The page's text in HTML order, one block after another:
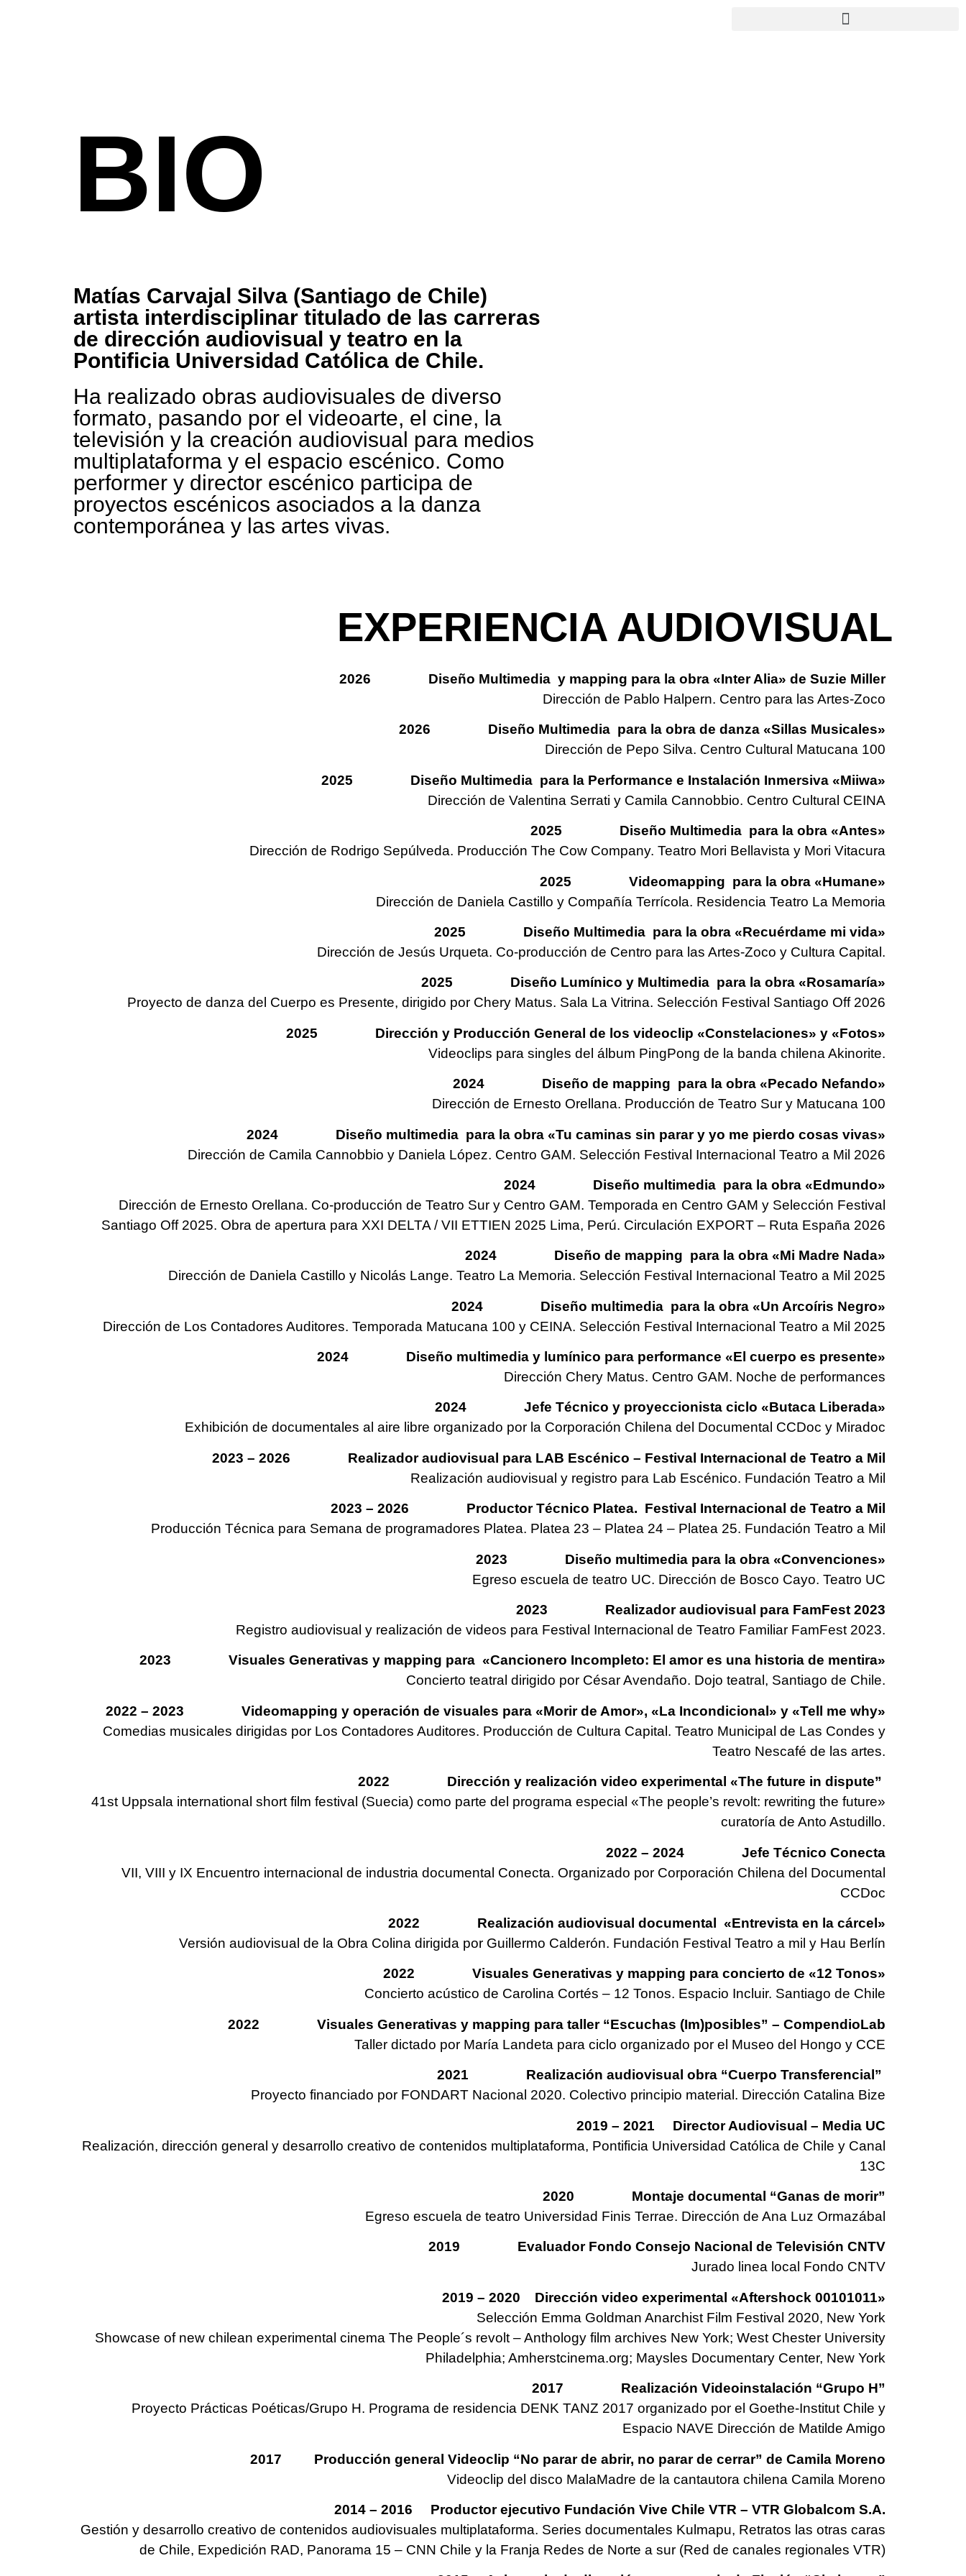
BIO
Matías Carvajal Silva (Santiago de Chile)
artista interdisciplinar titulado de las carreras
de dirección audiovisual y teatro en la
Pontificia Universidad Católica de Chile.
Ha realizado obras audiovisuales de diverso
formato, pasando por el videoarte, el cine, la
televisión y la creación audiovisual para medios
multiplataforma y el espacio escénico. Como
performer y director escénico participa de
proyectos escénicos asociados a la danza
contemporánea y las artes vivas.
EXPERIENCIA AUDIOVISUAL
2026 Diseño Multimedia y mapping para la obra «Inter Alia» de Suzie Miller
Dirección de Pablo Halpern. Centro para las Artes-Zoco
2026 Diseño Multimedia para la obra de danza «Sillas Musicales»
Dirección de Pepo Silva. Centro Cultural Matucana 100
2025 Diseño Multimedia para la Performance e Instalación Inmersiva «Miiwa»
Dirección de Valentina Serrati y Camila Cannobbio. Centro Cultural CEINA
2025 Diseño Multimedia para la obra «Antes»
Dirección de Rodrigo Sepúlveda. Producción The Cow Company. Teatro Mori Bellavista y Mori Vitacura
2025 Videomapping para la obra «Humane»
Dirección de Daniela Castillo y Compañía Terrícola. Residencia Teatro La Memoria
2025 Diseño Multimedia para la obra «Recuérdame mi vida»
Dirección de Jesús Urqueta. Co-producción de Centro para las Artes-Zoco y Cultura Capital.
2025 Diseño Lumínico y Multimedia para la obra «Rosamaría»
Proyecto de danza del Cuerpo es Presente, dirigido por Chery Matus. Sala La Vitrina. Selección Festival Santiago Off 2026
2025 Dirección y Producción General de los videoclip «Constelaciones» y «Fotos»
Videoclips para singles del álbum PingPong de la banda chilena Akinorite.
2024 Diseño de mapping para la obra «Pecado Nefando»
Dirección de Ernesto Orellana. Producción de Teatro Sur y Matucana 100
2024 Diseño multimedia para la obra «Tu caminas sin parar y yo me pierdo cosas vivas»
Dirección de Camila Cannobbio y Daniela López. Centro GAM. Selección Festival Internacional Teatro a Mil 2026
2024 Diseño multimedia para la obra «Edmundo»
Dirección de Ernesto Orellana. Co-producción de Teatro Sur y Centro GAM. Temporada en Centro GAM y Selección Festival
Santiago Off 2025. Obra de apertura para XXI DELTA / VII ETTIEN 2025 Lima, Perú. Circulación EXPORT – Ruta España 2026
2024 Diseño de mapping para la obra «Mi Madre Nada»
Dirección de Daniela Castillo y Nicolás Lange. Teatro La Memoria. Selección Festival Internacional Teatro a Mil 2025
2024 Diseño multimedia para la obra «Un Arcoíris Negro»
Dirección de Los Contadores Auditores. Temporada Matucana 100 y CEINA. Selección Festival Internacional Teatro a Mil 2025
2024 Diseño multimedia y lumínico para performance «El cuerpo es presente»
Dirección Chery Matus. Centro GAM. Noche de performances
2024 Jefe Técnico y proyeccionista ciclo «Butaca Liberada»
Exhibición de documentales al aire libre organizado por la Corporación Chilena del Documental CCDoc y Miradoc
2023 – 2026 Realizador audiovisual para LAB Escénico – Festival Internacional de Teatro a Mil
Realización audiovisual y registro para Lab Escénico. Fundación Teatro a Mil
2023 – 2026 Productor Técnico Platea. Festival Internacional de Teatro a Mil
Producción Técnica para Semana de programadores Platea. Platea 23 – Platea 24 – Platea 25. Fundación Teatro a Mil
2023 Diseño multimedia para la obra «Convenciones»
Egreso escuela de teatro UC. Dirección de Bosco Cayo. Teatro UC
2023 Realizador audiovisual para FamFest 2023
Registro audiovisual y realización de videos para Festival Internacional de Teatro Familiar FamFest 2023.
2023 Visuales Generativas y mapping para «Cancionero Incompleto: El amor es una historia de mentira»
Concierto teatral dirigido por César Avendaño. Dojo teatral, Santiago de Chile.
2022 – 2023 Videomapping y operación de visuales para «Morir de Amor», «La Incondicional» y «Tell me why»
Comedias musicales dirigidas por Los Contadores Auditores. Producción de Cultura Capital. Teatro Municipal de Las Condes y
Teatro Nescafé de las artes.
2022 Dirección y realización video experimental «The future in dispute”
41st Uppsala international short film festival (Suecia) como parte del programa especial «The people’s revolt: rewriting the future»
curatoría de Anto Astudillo.
2022 – 2024 Jefe Técnico Conecta
VII, VIII y IX Encuentro internacional de industria documental Conecta. Organizado por Corporación Chilena del Documental
CCDoc
2022 Realización audiovisual documental «Entrevista en la cárcel»
Versión audiovisual de la Obra Colina dirigida por Guillermo Calderón. Fundación Festival Teatro a mil y Hau Berlín
2022 Visuales Generativas y mapping para concierto de «12 Tonos»
Concierto acústico de Carolina Cortés – 12 Tonos. Espacio Incluir. Santiago de Chile
2022 Visuales Generativas y mapping para taller “Escuchas (Im)posibles” – CompendioLab
Taller dictado por María Landeta para ciclo organizado por el Museo del Hongo y CCE
2021 Realización audiovisual obra “Cuerpo Transferencial”
Proyecto financiado por FONDART Nacional 2020. Colectivo principio material. Dirección Catalina Bize
2019 – 2021 Director Audiovisual – Media UC
Realización, dirección general y desarrollo creativo de contenidos multiplataforma, Pontificia Universidad Católica de Chile y Canal
13C
2020 Montaje documental “Ganas de morir”
Egreso escuela de teatro Universidad Finis Terrae. Dirección de Ana Luz Ormazábal
2019 Evaluador Fondo Consejo Nacional de Televisión CNTV
Jurado linea local Fondo CNTV
2019 – 2020 Dirección video experimental «Aftershock 00101011»
Selección Emma Goldman Anarchist Film Festival 2020, New York
Showcase of new chilean experimental cinema The People´s revolt – Anthology film archives New York; West Chester University
Philadelphia; Amherstcinema.org; Maysles Documentary Center, New York
2017 Realización Videoinstalación “Grupo H”
Proyecto Prácticas Poéticas/Grupo H. Programa de residencia DENK TANZ 2017 organizado por el Goethe-Institut Chile y
Espacio NAVE Dirección de Matilde Amigo
2017 Producción general Videoclip “No parar de abrir, no parar de cerrar” de Camila Moreno
Videoclip del disco MalaMadre de la cantautora chilena Camila Moreno
2014 – 2016 Productor ejecutivo Fundación Vive Chile VTR – VTR Globalcom S.A.
Gestión y desarrollo creativo de contenidos audiovisuales multiplataforma. Series documentales Kulmapu, Retratos las otras caras
de Chile, Expedición RAD, Panorama 15 – CNN Chile y la Franja Redes de Norte a sur (Red de canales regionales VTR)